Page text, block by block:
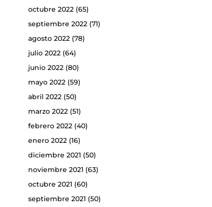
octubre 2022(65)
septiembre 2022(71)
agosto 2022(78)
julio 2022(64)
junio 2022(80)
mayo 2022(59)
abril 2022(50)
marzo 2022(51)
febrero 2022(40)
enero 2022(16)
diciembre 2021 (50)
noviembre 2021 (63)
octubre 2021 (60)
septiembre 2021 (50)